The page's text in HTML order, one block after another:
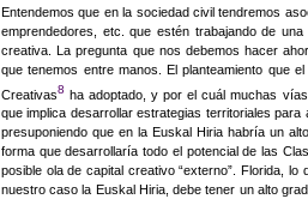
Entendemos que en la sociedad civil tendremos
emprendedores, etc. que estén trabajando de una
creativa. La pregunta que nos debemos hacer
que tenemos entre manos. El planteamiento que
Creativas8 ha adoptado, y por el cuál muchas
que implica desarrollar estrategias territoriales
presuponiendo que en la Euskal Hiria habría un
forma que desarrollaría todo el potencial de las
posible ola de capital creativo “externo”. Florida,
nuestro caso la Euskal Hiria, debe tener un alto